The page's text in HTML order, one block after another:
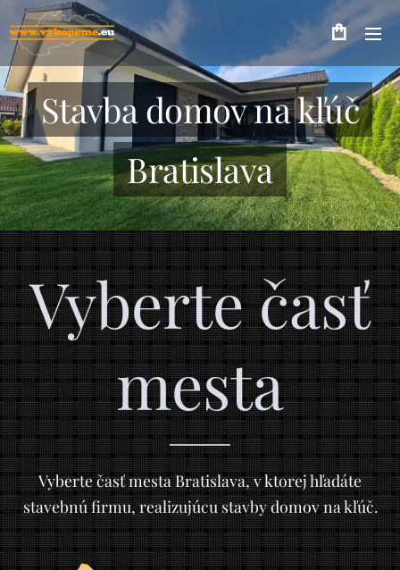
Stavba domov na kľúč
Bratislava
Vyberte časť
mesta
Vyberte časť mesta Bratislava, v ktorej hľadáte
stavebnú firmu, realizujúcu stavby domov na kľúč.